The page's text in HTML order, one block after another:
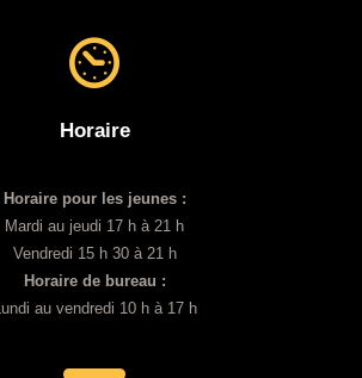
Horaire
Horaire pour les jeunes :
Mardi au jeudi 17 h à 21 h
Vendredi 15 h 30 à 21 h
Horaire de bureau :
Lundi au vendredi 10 h à 17 h